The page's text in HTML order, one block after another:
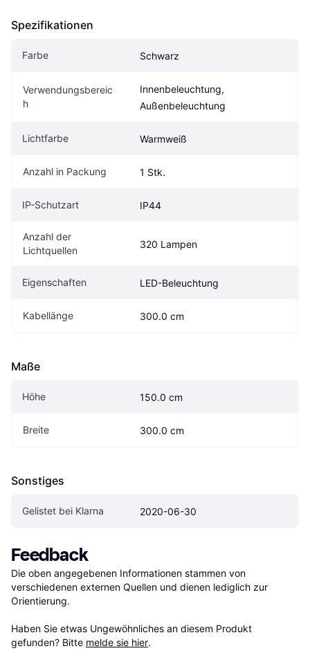
Spezifikationen
Farbe Schwarz
Verwendungsbereic
h
Innenbeleuchtung,
Außenbeleuchtung
Lichtfarbe Warmweiß
Anzahl in Packung 1 Stk.
IP-Schutzart IP44
Anzahl der
Lichtquellen
320 Lampen
Eigenschaften LED-Beleuchtung
Kabellänge 300.0 cm
Maße
Höhe 150.0 cm
Breite 300.0 cm
Sonstiges
Gelistet bei Klarna 2020-06-30
Feedback
Die oben angegebenen Informationen stammen von
verschiedenen externen Quellen und dienen lediglich zur
Orientierung.
Haben Sie etwas Ungewöhnliches an diesem Produkt
gefunden? Bitte melde sie hier.